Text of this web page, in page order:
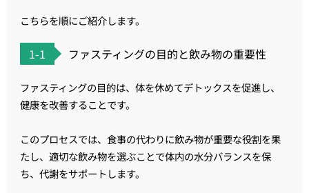
こちらを順にご紹介します。
1-1 ファスティングの目的と飲み物の重要性
ファスティングの目的は、体を休めてデトックスを促進し、
健康を改善することです。
このプロセスでは、食事の代わりに飲み物が重要な役割を果
たし、適切な飲み物を選ぶことで体内の水分バランスを保
ち、代謝をサポートします。